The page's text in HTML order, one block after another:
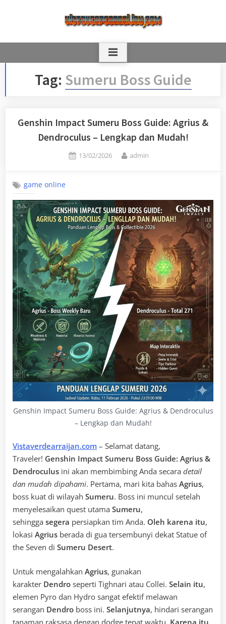
Tag: Sumeru Boss Guide
Genshin Impact Sumeru Boss Guide: Agrius &
Dendroculus – Lengkap dan Mudah!
Posted
13/02/2026 By
admin
game online
Genshin Impact Sumeru Boss Guide: Agrius & Dendroculus
– Lengkap dan Mudah!
Vistaverdearraijan.com – Selamat datang,
Traveler! Genshin Impact Sumeru Boss Guide: Agrius &
Dendroculus ini akan membimbing Anda secara detail
dan mudah dipahami. Pertama, mari kita bahas Agrius,
boss kuat di wilayah Sumeru. Boss ini muncul setelah
menyelesaikan quest utama Sumeru,
sehingga segera persiapkan tim Anda. Oleh karena itu,
lokasi Agrius berada di gua tersembunyi dekat Statue of
the Seven di Sumeru Desert.
Untuk mengalahkan Agrius, gunakan
karakter Dendro seperti Tighnari atau Collei. Selain itu,
elemen Pyro dan Hydro sangat efektif melawan
serangan Dendro boss ini. Selanjutnya, hindari serangan
tanaman raksasa dengan dodge tepat waktu. Karena itu,